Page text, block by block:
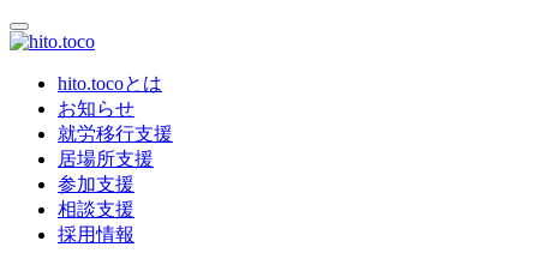
hito.tocoとは
お知らせ
就労移行支援
居場所支援
参加支援
相談支援
採用情報